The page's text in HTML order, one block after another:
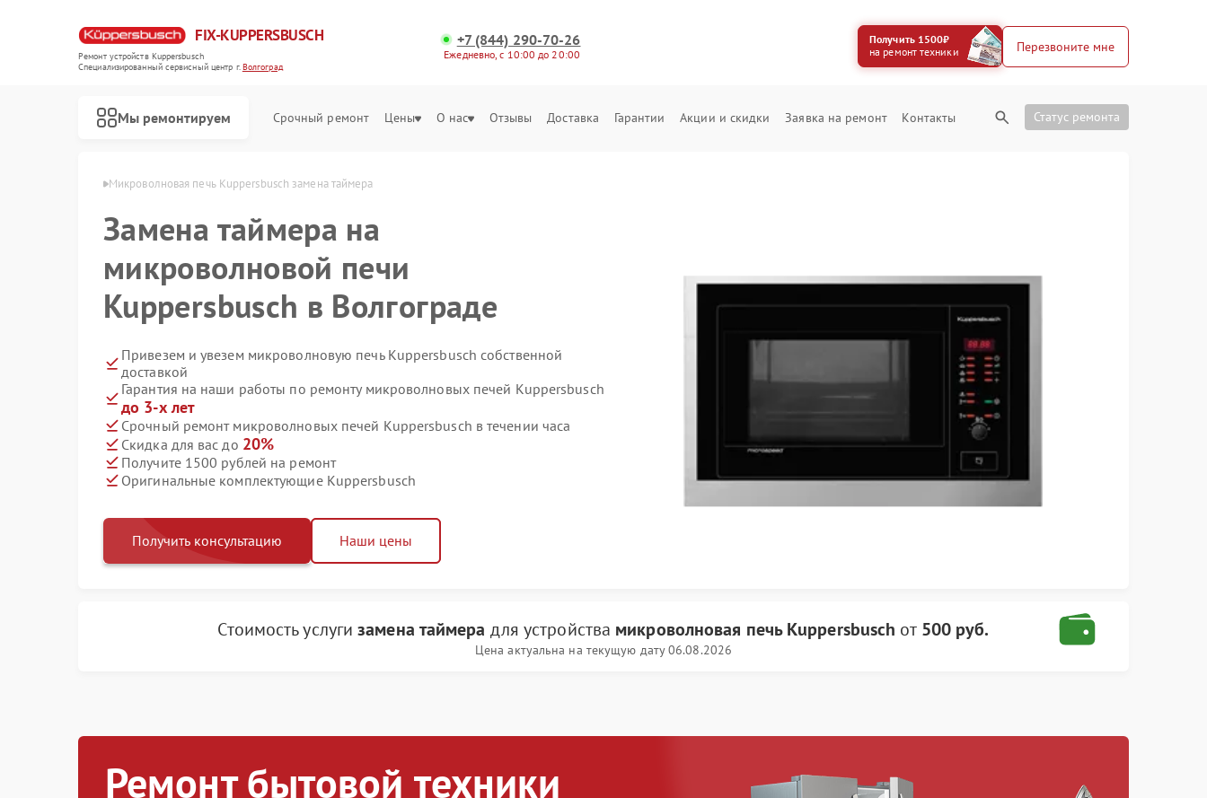
FIX-KUPPERSBUSCH
Ремонт устройств Kuppersbusch
Специализированный cервисный центр г.Волгоград
+7 (844) 290-70-26
Ежедневно, с 10:00 до 20:00
Получить 1500₽
на ремонт техники
Перезвоните мне
Мы ремонтируем Срочный ремонт Цены О нас Отзывы Доставка Гарантии Акции и скидки Заявка на ремонт Контакты Статус ремонта
Микроволновая печь Kuppersbusch замена таймера
Замена таймера на
микроволновой печи
Kuppersbusch в Волгограде
Привезем и увезем микроволновую печь Kuppersbusch собственной
доставкой
Гарантия на наши работы по ремонту микроволновых печей Kuppersbusch
до 3-х лет
Срочный ремонт микроволновых печей Kuppersbusch в течении часа
Скидка для вас до 20%
Получите 1500 рублей на ремонт
Оригинальные комплектующие Kuppersbusch
Получить консультацию Наши цены
Стоимость услугизамена таймера для устройства микроволновая печь Kuppersbusch от 500 руб.
Цена актуальна на текущую дату 06.08.2026
Ремонт бытовой техники